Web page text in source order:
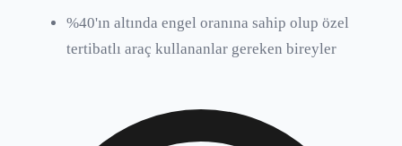
%40'ın altında engel oranına sahip olup özel
tertibatlı araç kullananlar gereken bireyler